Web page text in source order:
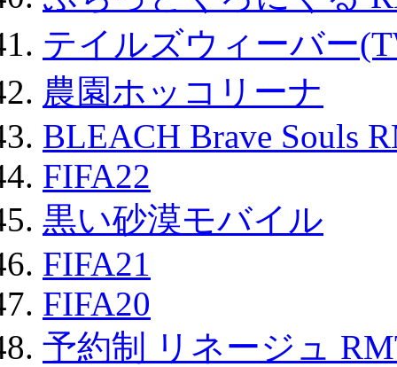
テイルズウィーバー
農園ホッコリーナ
BLEACH Brave Souls
FIFA22
黒い砂漠モバイル
FIFA21
FIFA20
予約制 リネージュ